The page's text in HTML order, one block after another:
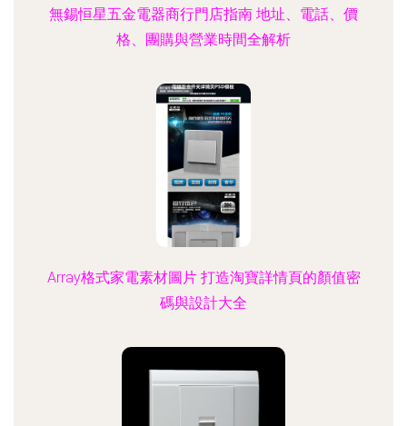
無錫恒星五金電器商行門店指南 地址、電話、價
格、團購與營業時間全解析
Array格式家電素材圖片 打造淘寶詳情頁的顏值密
碼與設計大全